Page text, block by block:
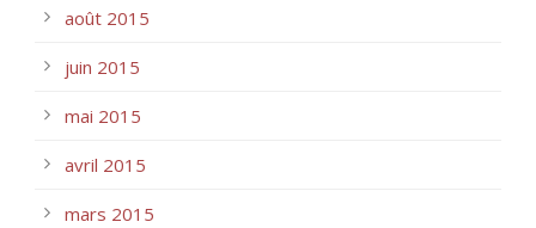
août 2015
juin 2015
mai 2015
avril 2015
mars 2015